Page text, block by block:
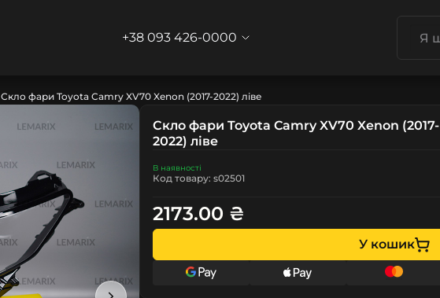
+38 093 426-0000
Скло фари Toyota Camry XV70 Xenon (2017-2022) ліве
Скло фари Toyota Camry XV70 Xenon (2017-
2022) ліве
В наявності
Код товару: s02501
2173.00 ₴
У кошик